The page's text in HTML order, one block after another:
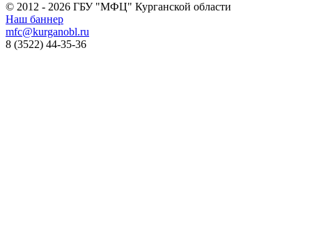
© 2012 - 2026 ГБУ "МФЦ" Курганской области
Наш баннер
mfc@kurganobl.ru
8 (3522) 44-35-36